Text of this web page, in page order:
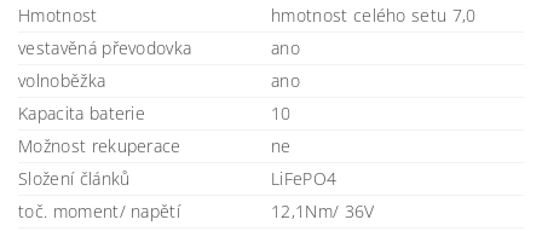
Hmotnost
hmotnost celého setu 7,0
vestavěná převodovka
ano
volnoběžka
ano
Kapacita baterie
10
Možnost rekuperace
ne
Složení článků
LiFePO4
toč. moment/ napětí
12,1Nm/ 36V